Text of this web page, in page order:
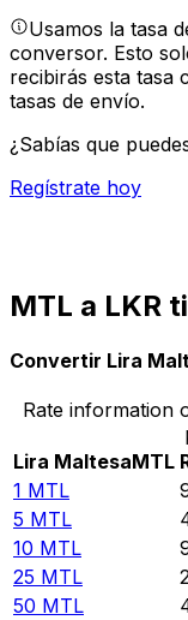
Usamos la tasa
conversor. Esto
recibirás esta tasa
tasas de envío.
¿Sabías que
Regístrate hoy
MTL a LKR
Convertir Lira
Rate information
Lira MaltesaMTL
1 MTL
5 MTL
10 MTL
25 MTL
50 MTL